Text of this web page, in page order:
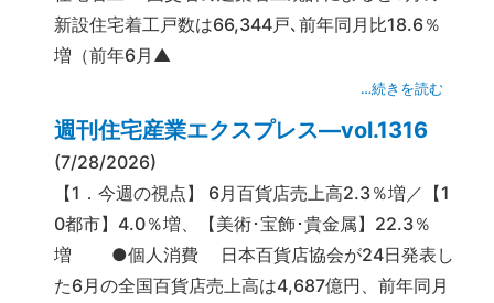
新設住宅着工戸数は66,344戸､前年同月比18.6％
増（前年6月▲
…続きを読む
週刊住宅産業エクスプレス―vol.1316
(7/28/2026)
【1．今週の視点】 6月百貨店売上高2.3％増／【1
0都市】4.0％増、【美術･宝飾･貴金属】22.3％
増 ●個人消費 日本百貨店協会が24日発表し
た6月の全国百貨店売上高は4,687億円、前年同月